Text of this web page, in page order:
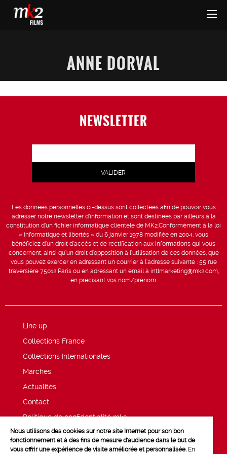
ANNE DORVAL
NEWSLETTER
Les données personnelles ci-dessus sont collectées afin de pouvoir vous
adresser notre newsletter d’information et sont destinées par ailleurs à la
constitution d’un fichier informatique clientèle de MK2.Conformément à la loi
« informatique et libertés » du 6 janvier 1978 modifiée en 2004, vous
bénéficiez d’un droit d’accès et de rectification aux informations qui vous
concernent, ainsi qu’un droit d’opposition à l’utilisation de ces données, que
vous pouvez exercer en adressant un courrier à l’adresse suivante : 55 rue
traversière 75012 Paris ou en adressant un email à intlmarketing@mk2.com,
en précisant vos nom/prénom.
Line up
Collections France
Collections Internationales
Marchés
Actualités
Contact
Politique de confidentialité mk2
Mentions légales
Nous utilisons des cookies sur notre site Internet pour son bon
fonctionnement et à des fins de mesure d'audience dans le but de
vous offrir une expérience de visite améliorée et personnalisée. En